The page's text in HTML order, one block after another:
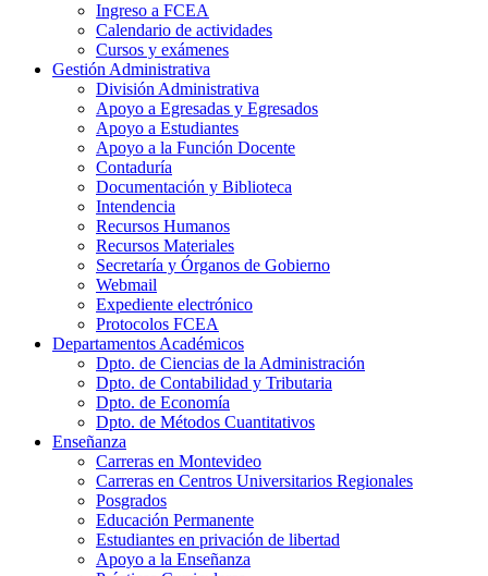
Ingreso a FCEA
Calendario de actividades
Cursos y exámenes
Gestión Administrativa
División Administrativa
Apoyo a Egresadas y Egresados
Apoyo a Estudiantes
Apoyo a la Función Docente
Contaduría
Documentación y Biblioteca
Intendencia
Recursos Humanos
Recursos Materiales
Secretaría y Órganos de Gobierno
Webmail
Expediente electrónico
Protocolos FCEA
Departamentos Académicos
Dpto. de Ciencias de la Administración
Dpto. de Contabilidad y Tributaria
Dpto. de Economía
Dpto. de Métodos Cuantitativos
Enseñanza
Carreras en Montevideo
Carreras en Centros Universitarios Regionales
Posgrados
Educación Permanente
Estudiantes en privación de libertad
Apoyo a la Enseñanza